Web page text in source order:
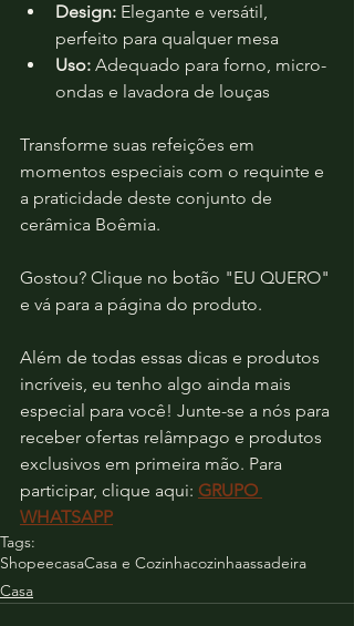
Design: Elegante e versátil,
perfeito para qualquer mesa
Uso: Adequado para forno, micro-
ondas e lavadora de louças
Transforme suas refeições em
momentos especiais com o requinte e
a praticidade deste conjunto de
cerâmica Boêmia.
Gostou? Clique no botão "EU QUERO"
e vá para a página do produto.
Além de todas essas dicas e produtos
incríveis, eu tenho algo ainda mais
especial para você! Junte-se a nós para
receber ofertas relâmpago e produtos
exclusivos em primeira mão. Para
participar, clique aqui: GRUPO
WHATSAPP
Tags:
ShopeecasaCasa e Cozinhacozinhaassadeira
Casa